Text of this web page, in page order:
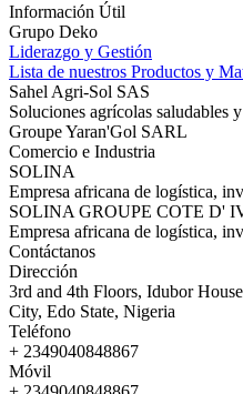
Información Útil
Grupo Deko
Liderazgo y Gestión
Lista de nuestros Productos y
Sahel Agri-Sol SAS
Soluciones agrícolas saludables
Groupe Yaran'Gol SARL
Comercio e Industria
SOLINA
Empresa africana de logística,
SOLINA GROUPE COTE D'
Empresa africana de logística,
Contáctanos
Dirección
3rd and 4th Floors, Idubor
City, Edo State, Nigeria
Teléfono
+ 2349040848867
Móvil